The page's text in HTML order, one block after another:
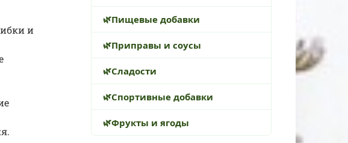
и
Пищевые добавки
Приправы и соусы
Сладости
Спортивные добавки
Фрукты и ягоды